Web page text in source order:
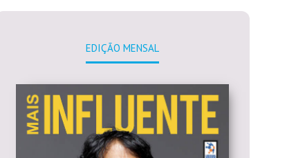
EDIÇÃO MENSAL